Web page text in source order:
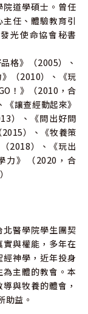
道學碩士。曾任
任、體驗教育引
光使命協會秘書
格》（2005）、
（2010）、《玩
！》（2010，合
讓查經動起來》
）、《問出好問
）、《牧養策
2018）、《玩出
力》（2020，合
醫學院學生團契
與權能，多年在
神學，近年投身
主體的教會。本
與牧養的體會，
助益。